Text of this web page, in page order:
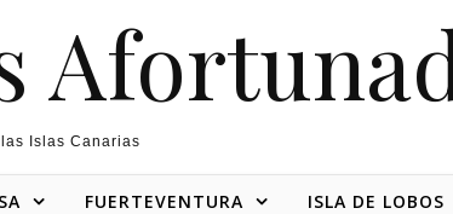
Islas Canarias
FUERTEVENTURA ISLA DE LOBOS